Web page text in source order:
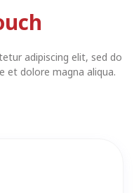
adipiscing elit, sed do
et dolore magna aliqua.